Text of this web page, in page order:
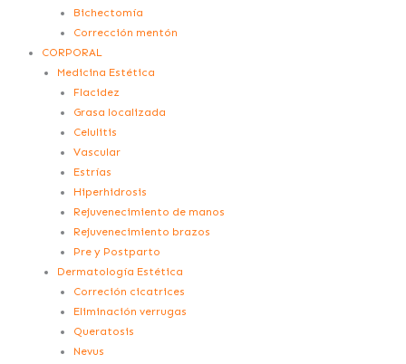
Bichectomía
Corrección mentón
CORPORAL
Medicina Estética
Flacidez
Grasa localizada
Celulitis
Vascular
Estrías
Hiperhidrosis
Rejuvenecimiento de manos
Rejuvenecimiento brazos
Pre y Postparto
Dermatología Estética
Correción cicatrices
Eliminación verrugas
Queratosis
Nevus